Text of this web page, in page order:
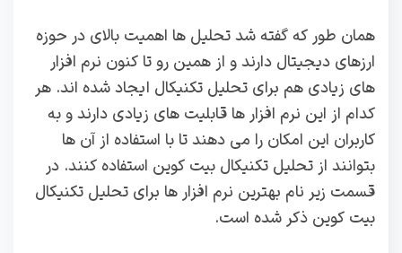
همان طور که گفته شد تحلیل ها اهمیت بالای در حوزه
ارزهای دیجیتال دارند و از همین رو تا کنون نرم افزار
های زیادی هم برای تحلیل تکنیکال ایجاد شده اند. هر
کدام از این نرم افزار ها قابلیت های زیادی دارند و به
کاربران این امکان را می دهند تا با استفاده از آن ها
بتوانند از تحلیل تکنیکال بیت کوین استفاده کنند. در
قسمت زیر نام بهترین نرم افزار ها برای تحلیل تکنیکال
بیت کوین ذکر شده است.